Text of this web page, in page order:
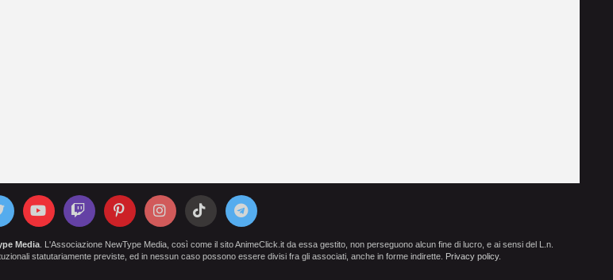
Media. L'Associazione NewType Media, così come il sito AnimeClick.it da essa gestito, non perseguono alcun fine di lucro, e ai sensi del L.n.
statutariamente previste, ed in nessun caso possono essere divisi fra gli associati, anche in forme indirette. Privacy policy.